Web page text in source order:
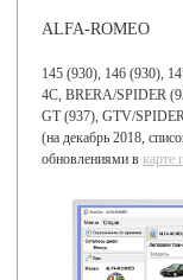
ALFA-ROMEO
145 (930), 146 (930),
4C, BRERA/SPIDER
GT (937), GTV/
(на декабрь 2018,
обновлениями в карте